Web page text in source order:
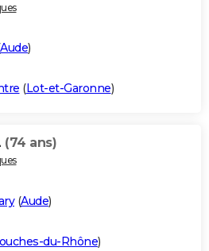
Aude)
(Lot-et-Garonne)
(74 ans)
(Aude)
du-Rhône)